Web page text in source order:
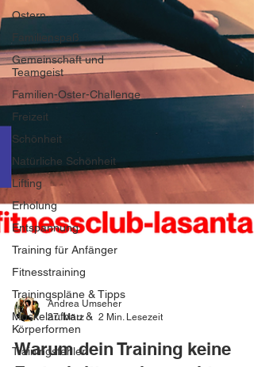
Ostern
Familienspaß
Gemeinschaft und
Teamgeist
Familien-Oster-Challenge
Freizeit
Schönheit
Natürliche Schönheit
Lifting
Erholung
Entspannung
Training für Anfänger
Fitnesstraining
Trainingspläne & Tipps
Muskelaufbau &
Körperformen
Trainingsfehler
Andrea Umseher
27. März
2 Min. Lesezeit